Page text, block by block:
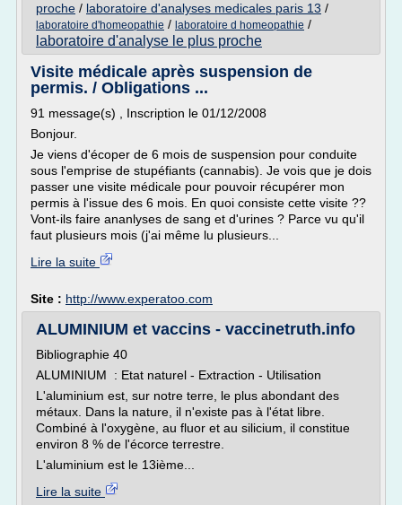
proche / laboratoire d'analyses medicales paris 13 /
laboratoire d'homeopathie / laboratoire d homeopathie /
laboratoire d'analyse le plus proche
Visite médicale après suspension de
permis. / Obligations ...
91 message(s) , Inscription le 01/12/2008
Bonjour.
Je viens d'écoper de 6 mois de suspension pour conduite
sous l'emprise de stupéfiants (cannabis). Je vois que je dois
passer une visite médicale pour pouvoir récupérer mon
permis à l'issue des 6 mois. En quoi consiste cette visite ??
Vont-ils faire ananlyses de sang et d'urines ? Parce vu qu'il
faut plusieurs mois (j'ai même lu plusieurs...
Lire la suite
Site : http://www.experatoo.com
ALUMINIUM et vaccins - vaccinetruth.info
Bibliographie 40
ALUMINIUM : Etat naturel - Extraction - Utilisation
L'aluminium est, sur notre terre, le plus abondant des
métaux. Dans la nature, il n'existe pas à l'état libre.
Combiné à l'oxygène, au fluor et au silicium, il constitue
environ 8 % de l'écorce terrestre.
L'aluminium est le 13ième...
Lire la suite